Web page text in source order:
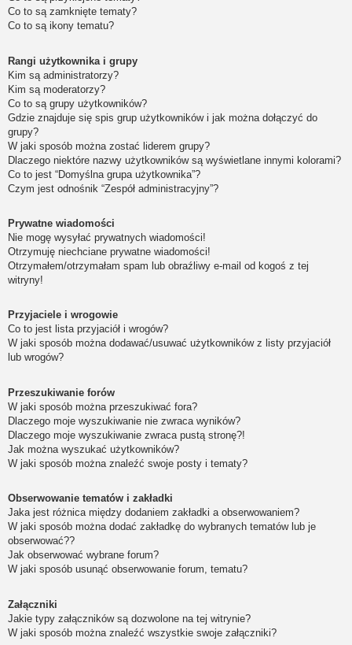
Co to są zamknięte tematy?
Co to są ikony tematu?
Rangi użytkownika i grupy
Kim są administratorzy?
Kim są moderatorzy?
Co to są grupy użytkowników?
Gdzie znajduje się spis grup użytkowników i jak można dołączyć do
grupy?
W jaki sposób można zostać liderem grupy?
Dlaczego niektóre nazwy użytkowników są wyświetlane innymi kolorami?
Co to jest “Domyślna grupa użytkownika”?
Czym jest odnośnik “Zespół administracyjny”?
Prywatne wiadomości
Nie mogę wysyłać prywatnych wiadomości!
Otrzymuję niechciane prywatne wiadomości!
Otrzymałem/otrzymałam spam lub obraźliwy e-mail od kogoś z tej
witryny!
Przyjaciele i wrogowie
Co to jest lista przyjaciół i wrogów?
W jaki sposób można dodawać/usuwać użytkowników z listy przyjaciół
lub wrogów?
Przeszukiwanie forów
W jaki sposób można przeszukiwać fora?
Dlaczego moje wyszukiwanie nie zwraca wyników?
Dlaczego moje wyszukiwanie zwraca pustą stronę?!
Jak można wyszukać użytkowników?
W jaki sposób można znaleźć swoje posty i tematy?
Obserwowanie tematów i zakładki
Jaka jest różnica między dodaniem zakładki a obserwowaniem?
W jaki sposób można dodać zakładkę do wybranych tematów lub je
obserwować??
Jak obserwować wybrane forum?
W jaki sposób usunąć obserwowanie forum, tematu?
Załączniki
Jakie typy załączników są dozwolone na tej witrynie?
W jaki sposób można znaleźć wszystkie swoje załączniki?